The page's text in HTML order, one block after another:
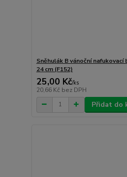
Sněhulák B vánoční
24 cm (F152)
25,00 Kč/ks
20,66 Kč bez DPH
Přidat do